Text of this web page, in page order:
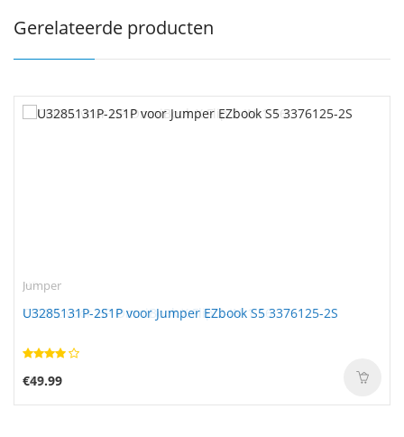
Gerelateerde producten
Jumper
U3285131P-2S1P voor Jumper EZbook S5 3376125-2S
€49.99